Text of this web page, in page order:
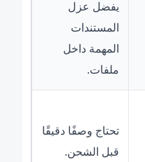
يفضل عزل
المستندات
المهمة داخل
ملفات.
تحتاج وصفًا دقيقًا
قبل الشحن.